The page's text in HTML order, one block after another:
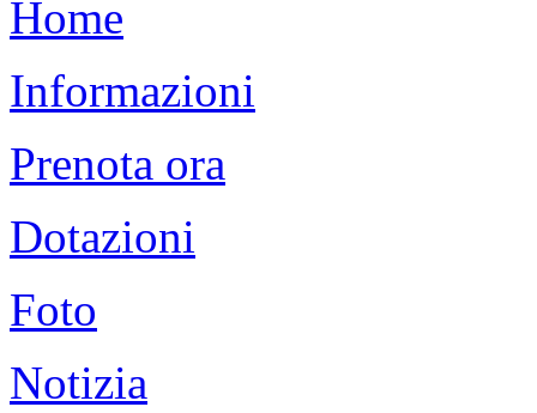
Home
Informazioni
Prenota ora
Dotazioni
Foto
Notizia